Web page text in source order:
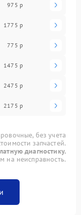
975 р
1775 р
775 р
1475 р
2475 р
2175 р
без учета
запчастей.
диагностику.
на неисправность.